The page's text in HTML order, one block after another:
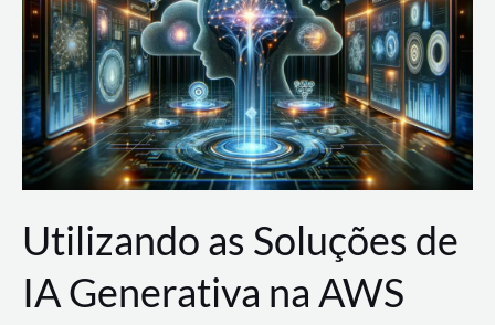
Utilizando as Soluções de
IA Generativa na AWS